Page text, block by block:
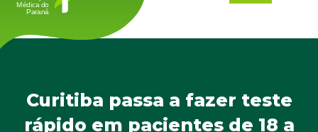
Curitiba passa a fazer teste
rápido em pacientes de 18 a